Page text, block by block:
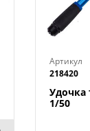
Артикул
218420
Удочка
1/50